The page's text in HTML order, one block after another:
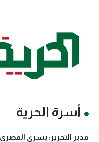
أسرة الحرية
مدير التحرير: يسرى المصري